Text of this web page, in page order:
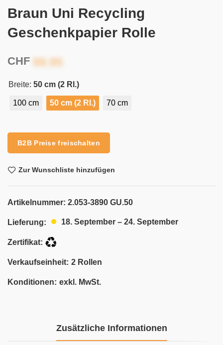
Braun Uni Recycling
Geschenkpapier Rolle
CHF
Breite: 50 cm (2 Rl.)
100 cm 50 cm (2 Rl.) 70 cm
B2B Preise freischalten
Zur Wunschliste hinzufügen
Artikelnummer: 2.053-3890 GU.50
Lieferung: 18. September – 24. September
Zertifikat:
Verkaufseinheit: 2 Rollen
Konditionen: exkl. MwSt.
Zusätzliche Informationen